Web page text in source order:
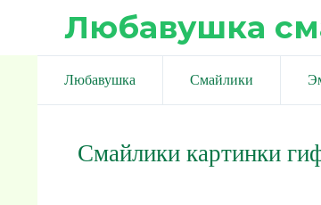
Любавушка
Любавушка Смайлики
Смайлики картинки